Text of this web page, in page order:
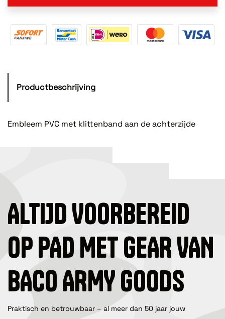
Productbeschrijving
Embleem PVC met klittenband aan de achterzijde
ALTIJD VOORBEREID
OP PAD MET GEAR VAN
BACO ARMY GOODS
Praktisch en betrouwbaar – al meer dan 50 jaar jouw